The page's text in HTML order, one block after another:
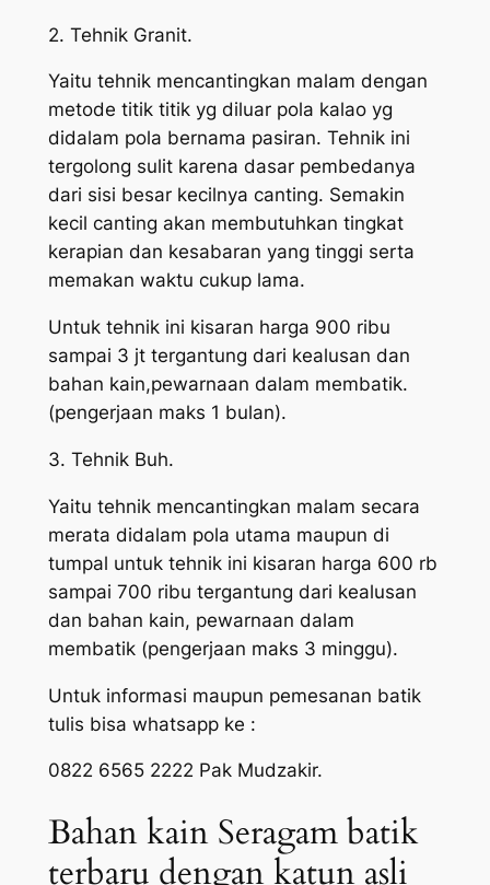
2. Tehnik Granit.
Yaitu tehnik mencantingkan malam dengan
metode titik titik yg diluar pola kalao yg
didalam pola bernama pasiran. Tehnik ini
tergolong sulit karena dasar pembedanya
dari sisi besar kecilnya canting. Semakin
kecil canting akan membutuhkan tingkat
kerapian dan kesabaran yang tinggi serta
memakan waktu cukup lama.
Untuk tehnik ini kisaran harga 900 ribu
sampai 3 jt tergantung dari kealusan dan
bahan kain,pewarnaan dalam membatik.
(pengerjaan maks 1 bulan).
3. Tehnik Buh.
Yaitu tehnik mencantingkan malam secara
merata didalam pola utama maupun di
tumpal untuk tehnik ini kisaran harga 600 rb
sampai 700 ribu tergantung dari kealusan
dan bahan kain, pewarnaan dalam
membatik (pengerjaan maks 3 minggu).
Untuk informasi maupun pemesanan batik
tulis bisa whatsapp ke :
0822 6565 2222 Pak Mudzakir.
Bahan kain Seragam batik
terbaru dengan katun asli